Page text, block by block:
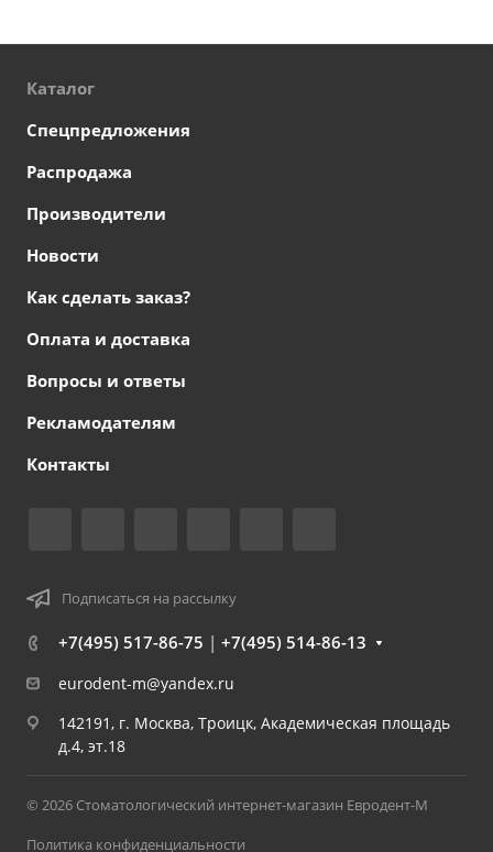
Каталог
Спецпредложения
Распродажа
Производители
Новости
Как сделать заказ?
Оплата и доставка
Вопросы и ответы
Рекламодателям
Контакты
Подписаться на рассылку
+7(495) 517-86-75 | +7(495) 514-86-13
eurodent-m@yandex.ru
142191, г. Москва, Троицк, Академическая площадь
д.4, эт.18
© 2026 Стоматологический интернет-магазин Евродент-М
Политика конфиденциальности